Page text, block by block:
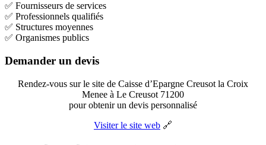
✅ Fournisseurs de services
✅ Professionnels qualifiés
✅ Structures moyennes
✅ Organismes publics
Demander un devis
Rendez-vous sur le site de Caisse d’Epargne Creusot la Croix
Menee à Le Creusot 71200
pour obtenir un devis personnalisé
Visiter le site web 🔗